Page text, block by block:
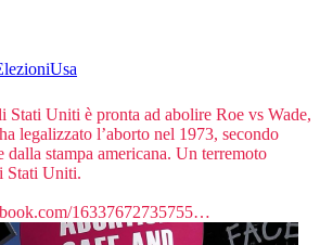
Stati Uniti è pronta ad abolire Roe vs Wade,
legalizzato l’aborto nel 1973, secondo
stampa americana. Un terremoto
Stati Uniti.
16337672735755…